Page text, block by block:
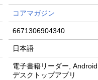
コアマガジン
6671306904340
日本語
電子書籍リーダー,
デスクトップアプリ